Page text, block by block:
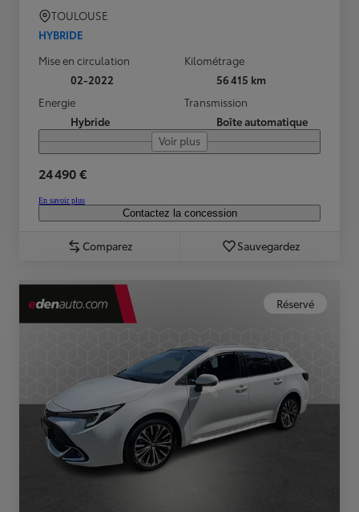
TOULOUSE
HYBRIDE
Mise en circulation
02-2022
Kilométrage
56 415 km
Energie
Hybride
Transmission
Boîte automatique
Voir plus
24 490 €
En savoir plus
Contactez la concession
Comparez Sauvegardez
Réservé